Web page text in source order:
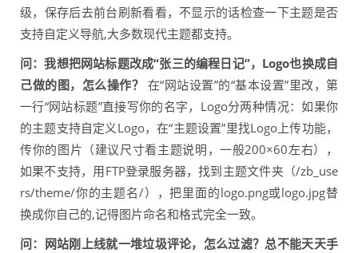
级，保存后去前台刷新看看，不显示的话检查一下主题是否
支持自定义导航,大多数现代主题都支持。
问：我想把网站标题改成“张三的编程日记”，Logo也换成自
己做的图，怎么操作？ 在“网站设置”的“基本设置”里改，第
一行“网站标题”直接写你的名字，Logo分两种情况：如果你
的主题支持自定义Logo，在“主题设置”里找Logo上传功能，
传你的图片（建议尺寸看主题说明，一般200×60左右），
如果不支持，用FTP登录服务器，找到主题文件夹（/zb_use
rs/theme/你的主题名/），把里面的logo.png或logo.jpg替
换成你自己的,记得图片命名和格式完全一致。
问：网站刚上线就一堆垃圾评论，怎么过滤？总不能天天手